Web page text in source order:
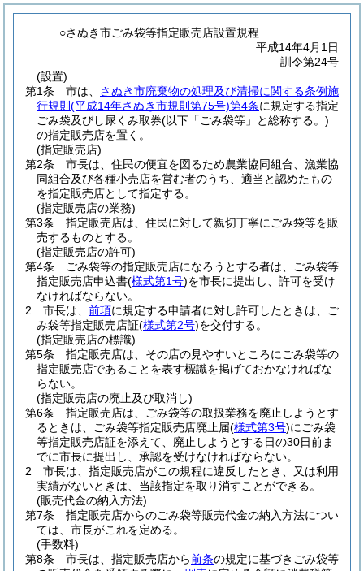
○さぬき市ごみ袋等指定販売店設置規程
平成14年4月1日
訓令第24号
(設置)
第1条
市は、 さぬき市廃棄物の処理及び清掃に関する条例施
行規則 (平成14年さぬき市規則第75号)第4条に規定する指定
ごみ袋及びし尿くみ取券(以下「ごみ袋等」と総称する。)
の指定販売店を置く。
(指定販売店)
第2条
市長は、住民の便宜を図るため農業協同組合、漁業協
同組合及び各種小売店を営む者のうち、適当と認めたもの
を指定販売店として指定する。
(指定販売店の業務)
第3条
指定販売店は、住民に対して親切丁寧にごみ袋等を販
売するものとする。
(指定販売店の許可)
第4条
ごみ袋等の指定販売店になろうとする者は、ごみ袋等
指定販売店申込書(様式第1号)を市長に提出し、許可を受け
なければならない。
2
市長は、 前項に規定する申請者に対し許可したときは、ご
み袋等指定販売店証(様式第2号)を交付する。
(指定販売店の標識)
第5条
指定販売店は、その店の見やすいところにごみ袋等の
指定販売店であることを表す標識を掲げておかなければな
らない。
(指定販売店の廃止及び取消し)
第6条
指定販売店は、ごみ袋等の取扱業務を廃止しようとす
るときは、ごみ袋等指定販売店廃止届(様式第3号)にごみ袋
等指定販売店証を添えて、廃止しようとする日の30日前ま
でに市長に提出し、承認を受けなければならない。
2
市長は、指定販売店がこの規程に違反したとき、又は利用
実績がないときは、当該指定を取り消すことができる。
(販売代金の納入方法)
第7条
指定販売店からのごみ袋等販売代金の納入方法につい
ては、市長がこれを定める。
(手数料)
第8条
市長は、指定販売店から前条の規定に基づきごみ袋等